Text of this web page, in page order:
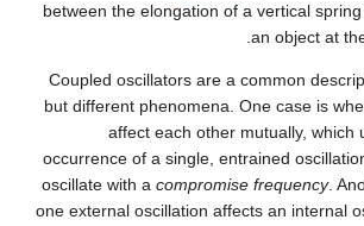
between the elongation of a vertical
an object at
Coupled oscillators are a common
but different phenomena. One case is
affect each other mutually, which
occurrence of a single, entrained
oscillate with a compromise frequency.
one external oscillation affects an internal